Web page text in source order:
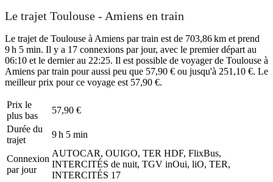
Le trajet Toulouse - Amiens en train
Le trajet de Toulouse à Amiens par train est de 703,86 km et prend
9 h 5 min. Il y a 17 connexions par jour, avec le premier départ au
06:10 et le dernier au 22:25. Il est possible de voyager de Toulouse à
Amiens par train pour aussi peu que 57,90 € ou jusqu'à 251,10 €. Le
meilleur prix pour ce voyage est 57,90 €.
Prix ​​le
plus bas
57,90 €
Durée du
trajet
9 h 5 min
Connexion
par jour
AUTOCAR, OUIGO, TER HDF, FlixBus,
INTERCITÉS de nuit, TGV inOui, liO, TER,
INTERCITÉS 17